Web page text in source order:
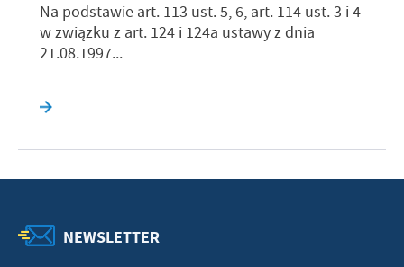
Na podstawie art. 113 ust. 5, 6, art. 114 ust. 3 i 4
w związku z art. 124 i 124a ustawy z dnia
21.08.1997...
NEWSLETTER